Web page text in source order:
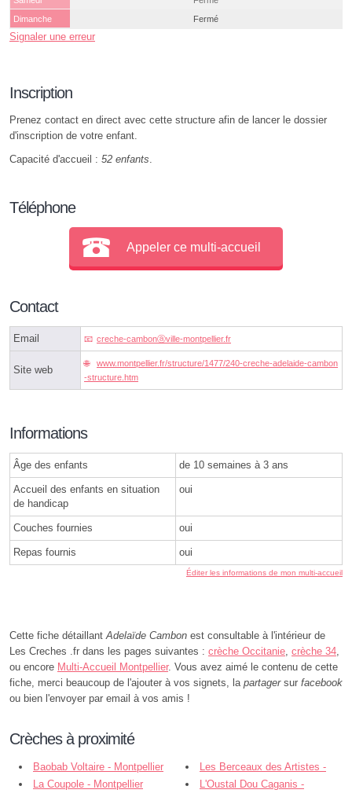
Dimanche
Fermé
Signaler une erreur
Inscription
Prenez contact en direct avec cette structure afin de lancer le dossier
d'inscription de votre enfant.
Capacité d'accueil : 52 enfants.
Téléphone
Appeler ce multi-accueil
Contact
Email creche-cambonⓐville-montpellier.fr
Site web
www.montpellier.fr/structure/1477/240-creche-adelaide-cambon
-structure.htm
Informations
Âge des enfants de 10 semaines à 3 ans
Accueil des enfants en situation
de handicap
oui
Couches fournies oui
Repas fournis oui
Éditer les informations de mon multi-accueil
Cette fiche détaillantAdelaïde Cambon est consultable à l'intérieur de
Les Creches .fr dans les pages suivantes : crèche Occitanie, crèche 34,
ou encore Multi-Accueil Montpellier. Vous avez aimé le contenu de cette
fiche, merci beaucoup de l'ajouter à vos signets, la partagersur facebook
ou bien l'envoyer par email à vos amis !
Crèches à proximité
Baobab Voltaire - Montpellier
Les Berceaux des Artistes -
Montpellier
La Coupole - Montpellier
L'Oustal Dou Caganis -